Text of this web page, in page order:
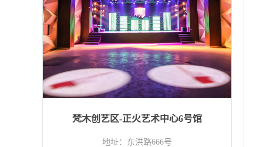
梵木创艺区-正火艺术中心6号馆
地址：东洪路666号